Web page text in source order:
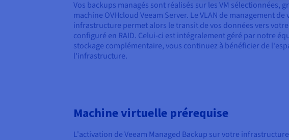
Vos backups managés sont réalisés sur les VM sélectionnées,
machine OVHcloud Veeam Server. Le VLAN de management de
infrastructure permet alors le transit de vos données vers
configuré en RAID. Celui-ci est intégralement géré par notre
stockage complémentaire, vous continuez à bénéficier de
l'infrastructure.
Machine virtuelle prérequise
L'activation de Veeam Managed Backup sur votre